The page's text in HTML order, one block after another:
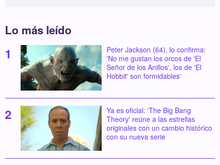
Lo más leído
Peter Jackson (64), lo confirma:
'No me gustan los orcos de 'El
Señor de los Anillos', los de 'El
Hobbit' son formidables'
Ya es oficial: 'The Big Bang
Theory' reúne a las estrellas
originales con un cambio histórico
con su nueva serie